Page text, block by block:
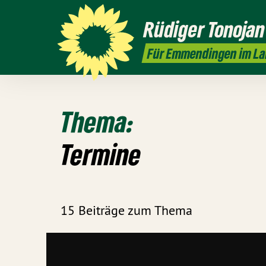
RüdigerTonojan
Für Emmendingen im
Thema:
Termine
15 Beiträge zum Thema